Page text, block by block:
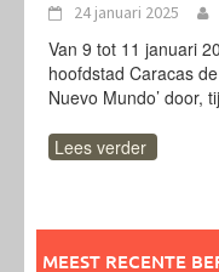
24 januari 2025
Van 9 tot 11 januari
hoofdstad Caracas
Nuevo Mundo’ door,
Lees verder
MEEST RECENTE